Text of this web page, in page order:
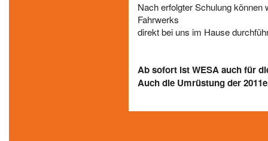
Nach erfolgter Schulung
Fahrwerks
direkt bei uns im Hause
Ab sofort ist WESA auch für
Auch die Umrüstung der